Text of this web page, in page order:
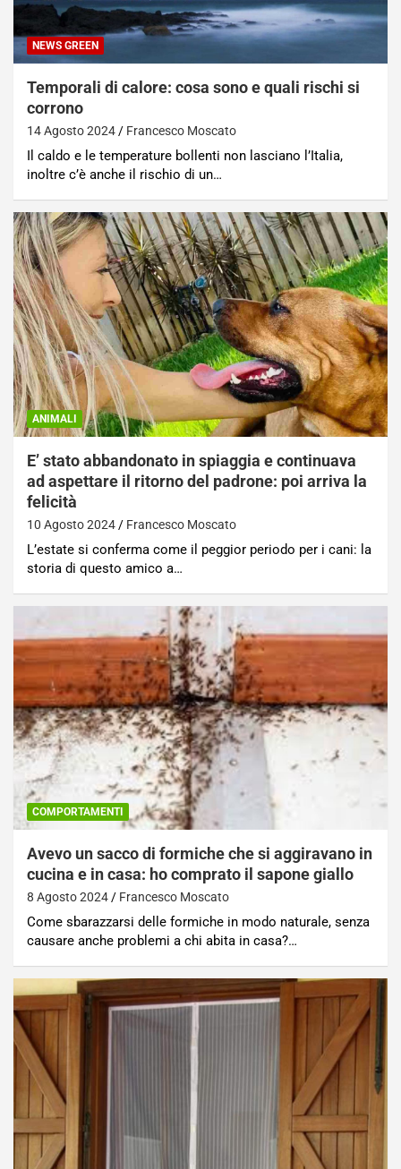
NEWS GREEN
Temporali di calore: cosa sono e quali rischi si
corrono
14 Agosto 2024 Francesco Moscato
Il caldo e le temperature bollenti non lasciano l’Italia,
inoltre c’è anche il rischio di un…
ANIMALI
E’ stato abbandonato in spiaggia e continuava
ad aspettare il ritorno del padrone: poi arriva la
felicità
10 Agosto 2024 Francesco Moscato
L’estate si conferma come il peggior periodo per i cani: la
storia di questo amico a…
COMPORTAMENTI
Avevo un sacco di formiche che si aggiravano in
cucina e in casa: ho comprato il sapone giallo
8 Agosto 2024 Francesco Moscato
Come sbarazzarsi delle formiche in modo naturale, senza
causare anche problemi a chi abita in casa?…